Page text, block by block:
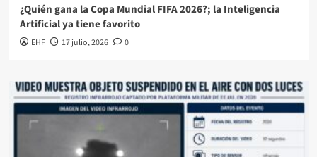
¿Quién gana la Copa Mundial FIFA 2026?; la Inteligencia
Artificial ya tiene favorito
EHF 17 julio, 2026 0